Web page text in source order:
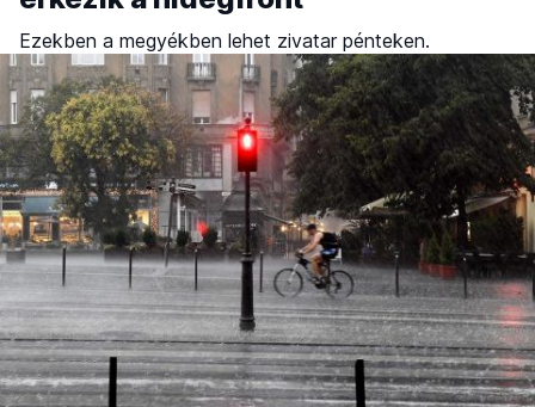
Ezekben a megyékben lehet zivatar pénteken.